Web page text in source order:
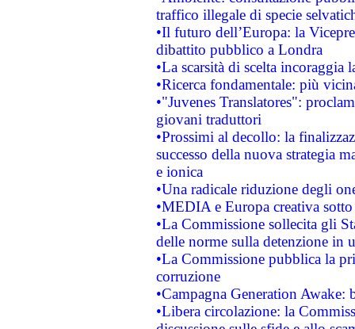
traffico illegale di specie
•Il futuro dell’Europa: la
dibattito pubblico a Londra
•La scarsità di scelta
•Ricerca fondamentale: più
•"Juvenes Translatores":
giovani traduttori
•Prossimi al decollo: la
successo della nuova strategia
e ionica
•Una radicale riduzione degli
•MEDIA e Europa creativa
•La Commissione sollecita gli
delle norme sulla detenzione in
•La Commissione pubblica la
corruzione
•Campagna Generation
•Libera circolazione: la